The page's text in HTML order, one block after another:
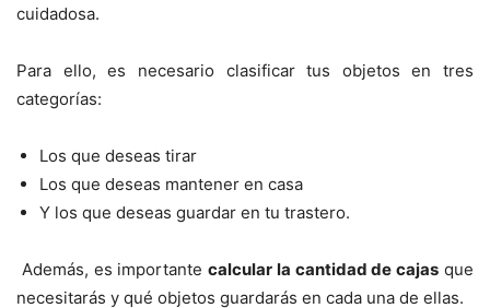
cuidadosa.
Para ello, es necesario clasificar tus objetos en tres
categorías:
Los que deseas tirar
Los que deseas mantener en casa
Y los que deseas guardar en tu trastero.
Además, es importantecalcular la cantidad de cajas que
necesitarás y qué objetos guardarás en cada una de ellas.